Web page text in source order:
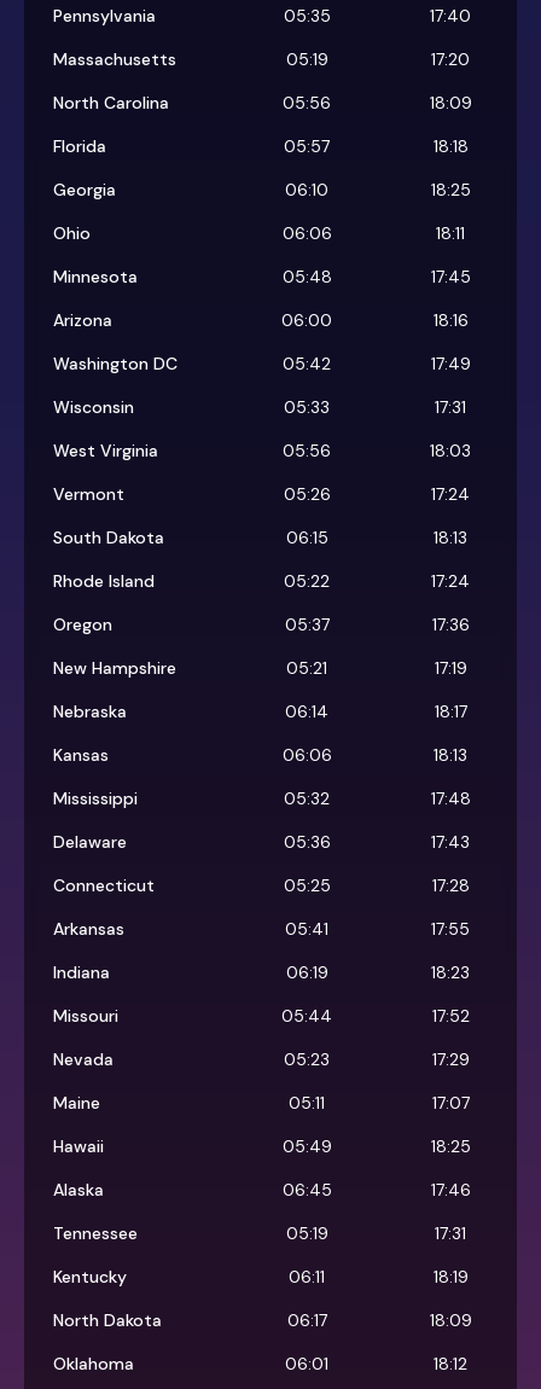
Pennsylvania
05:35
17:40
Massachusetts
05:19
17:20
North Carolina
05:56
18:09
Florida
05:57
18:18
Georgia
06:10
18:25
Ohio
06:06
18:11
Minnesota
05:48
17:45
Arizona
06:00
18:16
Washington DC
05:42
17:49
Wisconsin
05:33
17:31
West Virginia
05:56
18:03
Vermont
05:26
17:24
South Dakota
06:15
18:13
Rhode Island
05:22
17:24
Oregon
05:37
17:36
New Hampshire
05:21
17:19
Nebraska
06:14
18:17
Kansas
06:06
18:13
Mississippi
05:32
17:48
Delaware
05:36
17:43
Connecticut
05:25
17:28
Arkansas
05:41
17:55
Indiana
06:19
18:23
Missouri
05:44
17:52
Nevada
05:23
17:29
Maine
05:11
17:07
Hawaii
05:49
18:25
Alaska
06:45
17:46
Tennessee
05:19
17:31
Kentucky
06:11
18:19
North Dakota
06:17
18:09
Oklahoma
06:01
18:12